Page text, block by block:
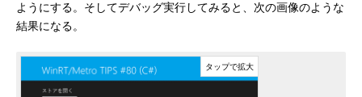
ようにする。そしてデバッグ実行してみると、次の画像のような
結果になる。